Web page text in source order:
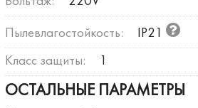
Пылевлагостойкость: IP21
Класс защиты:
ОСТАЛЬНЫЕ ПАРАМЕТРЫ